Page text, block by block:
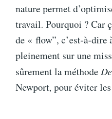
nature permet
travail. Pourquoi ? Car
de « flow”, c’est-à-dire
pleinement sur une
sûrement la méthode
Newport, pour éviter